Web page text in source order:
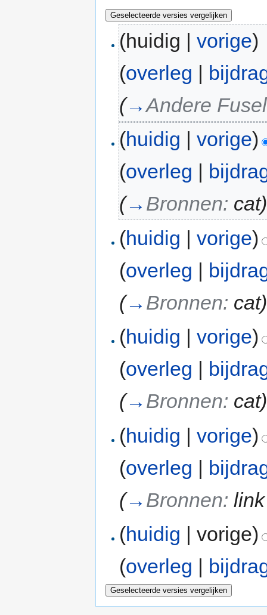
(huidig |vorige)
(overleg |
(→Andere
(huidig |vorige)
(overleg
(→ Bronnen: cat)
(huidig |vorige)
(overleg |
(→ Bronnen: cat)
(huidig |vorige)
(overleg |
(→ Bronnen: cat)
(huidig |vorige)
(overleg |
(→ Bronnen:
(huidig | vorige)
(overleg |